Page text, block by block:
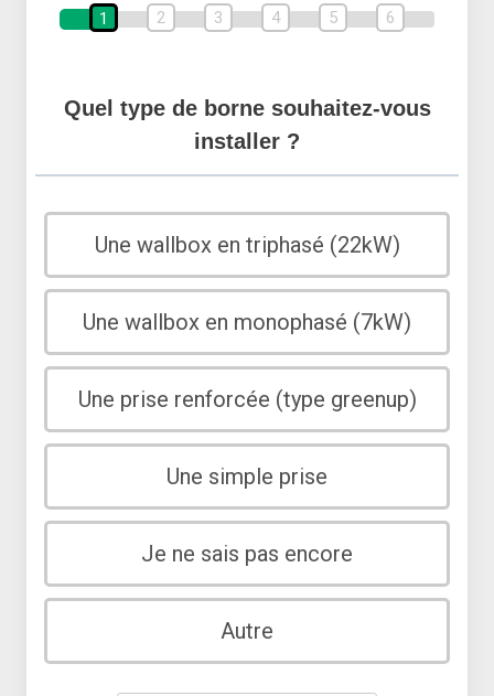
1 2 3 4 5 6
Quel type de borne souhaitez-vous
installer ?
Une wallbox en triphasé (22kW)
Une wallbox en monophasé (7kW)
Une prise renforcée (type greenup)
Une simple prise
Je ne sais pas encore
Autre